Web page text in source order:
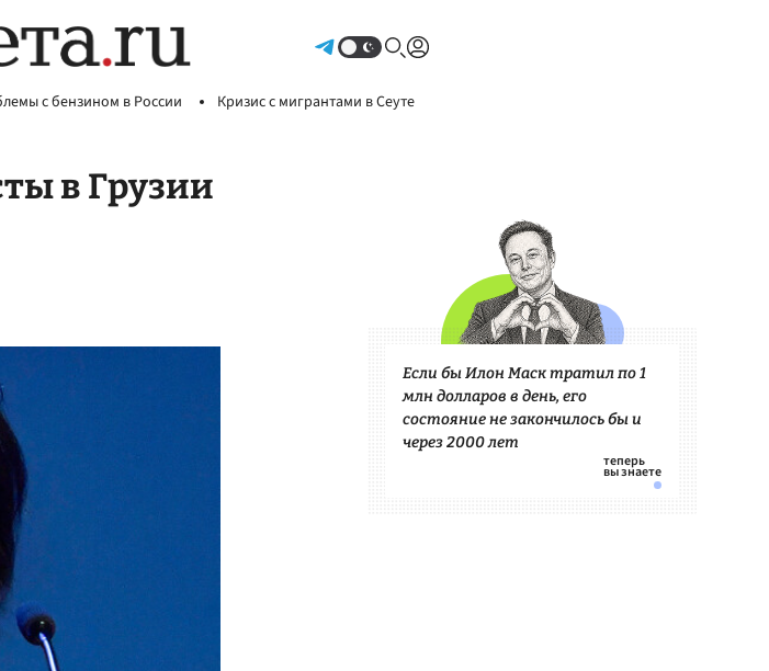
с бензином в России Кризис с мигрантами в Сеуте
в Грузии
Если бы Илон Маск тратил по 1
млн долларов в день, его
состояние не закончилось бы и
через 2000 лет